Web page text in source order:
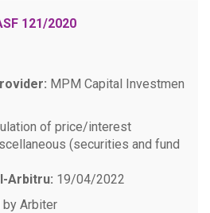
121/2020
MPM Capital Investmen
of price/interest
(securities and fund
Arbitru: 19/04/2022
by Arbiter